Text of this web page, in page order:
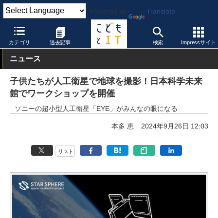
Powered by Translate
カテゴリ 過去記事 検索 Impressサイト
こどもとIT イベント・セミナー
ニュース
子供たちが人工衛星で地球を撮影！日本科学未来
館でワークショップを開催
ソニーの超小型人工衛星「EYE」がみんなの眼になる
本多 恵 2024年9月26日 12:03
リスト